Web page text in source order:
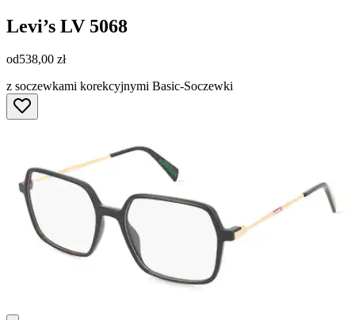
Levi’s LV 5068
od538,00 zł
z soczewkami korekcyjnymi Basic-Soczewki